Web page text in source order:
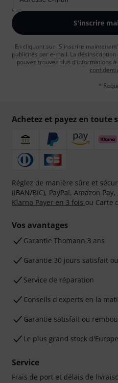
S'inscrire
En cliquant sur "S'inscrire
publicités par e-mail. La
pouvez trouver plus d'informations
*
Achetez et payez en toute
Réglez de manière sûre et
(IBAN/BIC), PayPal, Amazon Pay,
Klarna Payer en 3 fois ou Carte
Vos avantages
Ga­ran­tie Thomann 3 ans
Garantie 30 jours satisfait
Service de réparation
Conseils d'experts en la
Garantie satisfait ou
Le plus grand stock d'Europe
Service
Frais de port et délais de